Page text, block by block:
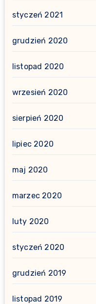
styczeń 2021
grudzień 2020
listopad 2020
wrzesień 2020
sierpień 2020
lipiec 2020
maj 2020
marzec 2020
luty 2020
styczeń 2020
grudzień 2019
listopad 2019